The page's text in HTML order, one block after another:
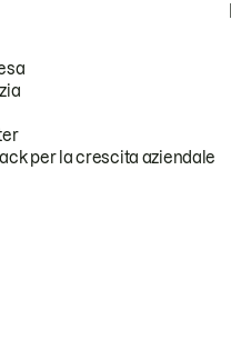
per la crescita aziendale